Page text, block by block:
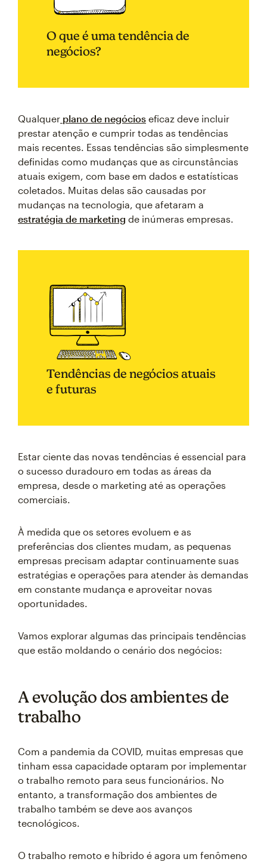
O que é uma tendência de
negócios?
Qualquer plano de negócios eficaz deve incluir
prestar atenção e cumprir todas as tendências
mais recentes. Essas tendências são simplesmente
definidas como mudanças que as circunstâncias
atuais exigem, com base em dados e estatísticas
coletados. Muitas delas são causadas por
mudanças na tecnologia, que afetaram a
estratégia de marketing de inúmeras empresas.
Tendências de negócios atuais
e futuras
Estar ciente das novas tendências é essencial para
o sucesso duradouro em todas as áreas da
empresa, desde o marketing até as operações
comerciais.
À medida que os setores evoluem e as
preferências dos clientes mudam, as pequenas
empresas precisam adaptar continuamente suas
estratégias e operações para atender às demandas
em constante mudança e aproveitar novas
oportunidades.
Vamos explorar algumas das principais tendências
que estão moldando o cenário dos negócios:
A evolução dos ambientes de
trabalho
Com a pandemia da COVID, muitas empresas que
tinham essa capacidade optaram por implementar
o trabalho remoto para seus funcionários. No
entanto, a transformação dos ambientes de
trabalho também se deve aos avanços
tecnológicos.
O trabalho remoto e híbrido é agora um fenômeno